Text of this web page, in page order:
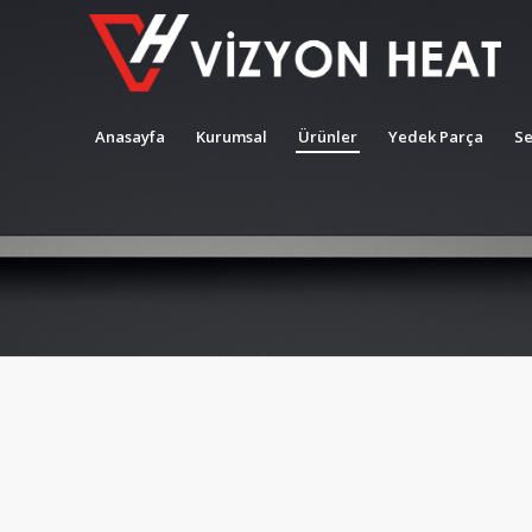
Anasayfa Kurumsal Ürünler Yedek Parça